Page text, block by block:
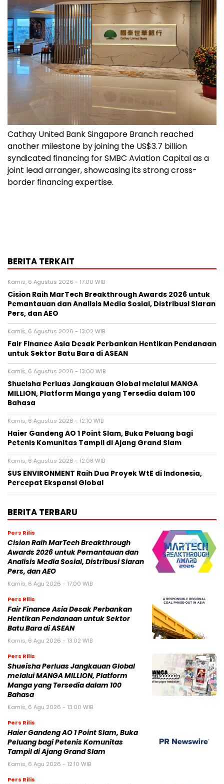
Cathay United Bank Singapore Branch reached
another milestone by joining the US$3.7 billion
syndicated financing for SMBC Aviation Capital as a
joint lead arranger, showcasing its strong cross-
border financing expertise.
BERITA TERKAIT
Kamis, 6 Agustus 2026 - 17:00 WIB
Cision Raih MarTech Breakthrough Awards 2026 untuk
Pemantauan dan Analisis Media Sosial, Distribusi Siaran
Pers, dan AEO
Kamis, 6 Agustus 2026 - 13:02 WIB
Fair Finance Asia Desak Perbankan Hentikan Pendanaan
untuk Sektor Batu Bara di ASEAN
Kamis, 6 Agustus 2026 - 13:00 WIB
Shueisha Perluas Jangkauan Global melalui MANGA
MILLION, Platform Manga yang Tersedia dalam 100
Bahasa
Kamis, 6 Agustus 2026 - 12:10 WIB
Haier Gandeng AO 1 Point Slam, Buka Peluang bagi
Petenis Komunitas Tampil di Ajang Grand Slam
Kamis, 6 Agustus 2026 - 12:08 WIB
SUS ENVIRONMENT Raih Dua Proyek WtE di Indonesia,
Percepat Ekspansi Global
BERITA TERBARU
Pers Rilis
Cision Raih MarTech Breakthrough
Awards 2026 untuk Pemantauan dan
Analisis Media Sosial, Distribusi Siaran
Pers, dan AEO
Kamis, 6 Agu 2026 - 17:00 WIB
Pers Rilis
Fair Finance Asia Desak Perbankan
Hentikan Pendanaan untuk Sektor
Batu Bara di ASEAN
Kamis, 6 Agu 2026 - 13:02 WIB
Pers Rilis
Shueisha Perluas Jangkauan Global
melalui MANGA MILLION, Platform
Manga yang Tersedia dalam 100
Bahasa
Kamis, 6 Agu 2026 - 13:00 WIB
Pers Rilis
Haier Gandeng AO 1 Point Slam, Buka
Peluang bagi Petenis Komunitas
Tampil di Ajang Grand Slam
Kamis, 6 Agu 2026 - 12:10 WIB
Pers Rilis